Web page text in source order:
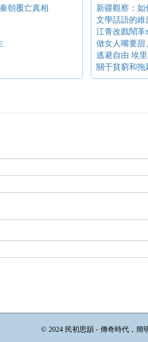
朝覆亡真相
新疆觀察：如
文學話語的維
江青改戲鬧革
做女人嘴要甜
逃避自由 埃
關于貧窮和拖
© 2024 民初思韻 - 傳奇時代，簡